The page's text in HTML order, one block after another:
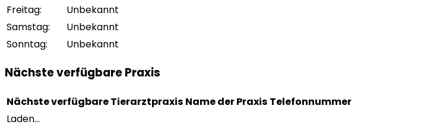
Freitag:
Unbekannt
Samstag:
Unbekannt
Sonntag: Unbekannt
Nächste verfügbare Praxis
Nächste verfügbare Tierarztpraxis Name der Praxis Telefonnummer
Laden...